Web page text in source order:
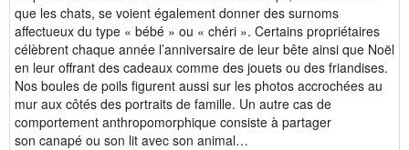
que les chats, se voient également donner des surnoms
affectueux du type « bébé » ou « chéri ». Certains propriétaires
célèbrent chaque année l’anniversaire de leur bête ainsi que Noël
en leur offrant des cadeaux comme des jouets ou des friandises.
Nos boules de poils figurent aussi sur les photos accrochées au
mur aux côtés des portraits de famille. Un autre cas de
comportement anthropomorphique consiste à partager
son canapé ou son lit avec son animal…